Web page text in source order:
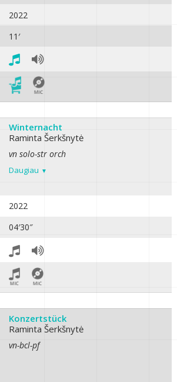
2022
11′
Winternacht
Raminta Šerkšnytė
vn solo-str orch
Daugiau
2022
04′30″
Konzertstück
Raminta Šerkšnytė
vn-bcl-pf